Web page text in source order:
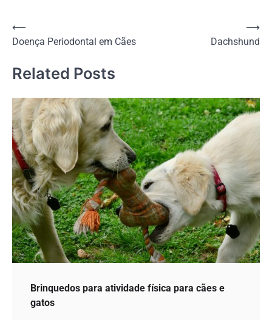
Navegação
de
Post
⟵
Doença Periodontal em Cães
Dachshund
⟶
Related Posts
Brinquedos para atividade física para cães e
gatos